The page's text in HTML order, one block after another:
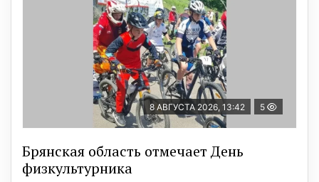
8 АВГУСТА 2026, 13:42 5
Брянская область отмечает День
физкультурника